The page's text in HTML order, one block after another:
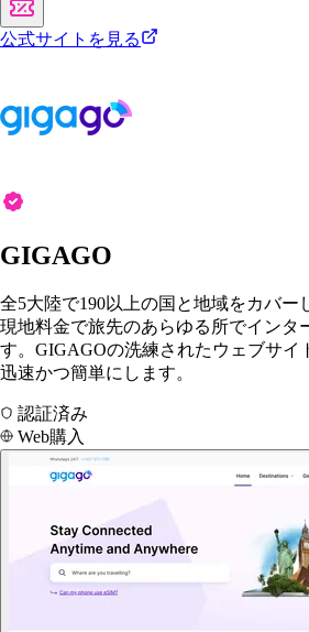
公式サイトを見る
GIGAGO
全5大陸で190以上の国と地域をカバー
現地料金で旅先のあらゆる所でインタ
す。GIGAGOの洗練されたウェブサイ
迅速かつ簡単にします。
認証済み
Web購入